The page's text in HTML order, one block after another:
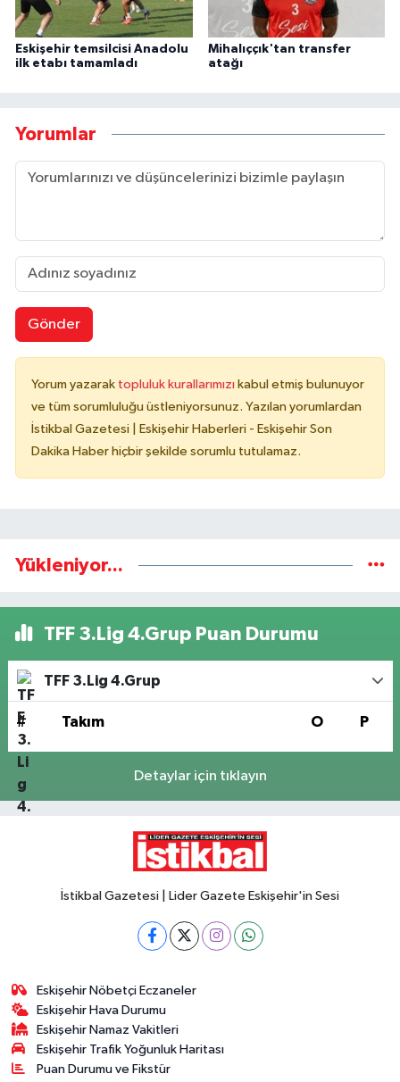
Eskişehir temsilcisi Anadolu
ilk etabı tamamladı
Mihalıççık'tan transfer
atağı
Yorumlar
Gönder
Yorum yazarak topluluk kurallarımızı kabul etmiş bulunuyor
ve tüm sorumluluğu üstleniyorsunuz. Yazılan yorumlardan
İstikbal Gazetesi | Eskişehir Haberleri - Eskişehir Son
Dakika Haber hiçbir şekilde sorumlu tutulamaz.
Yükleniyor...
TFF 3.Lig 4.Grup Puan Durumu
TFF 3.Lig 4.Grup
# Takım O P
Detaylar için tıklayın
İstikbal Gazetesi | Lider Gazete Eskişehir'in Sesi
Eskişehir Nöbetçi Eczaneler
Eskişehir Hava Durumu
Eskişehir Namaz Vakitleri
Eskişehir Trafik Yoğunluk Haritası
Puan Durumu ve Fikstür